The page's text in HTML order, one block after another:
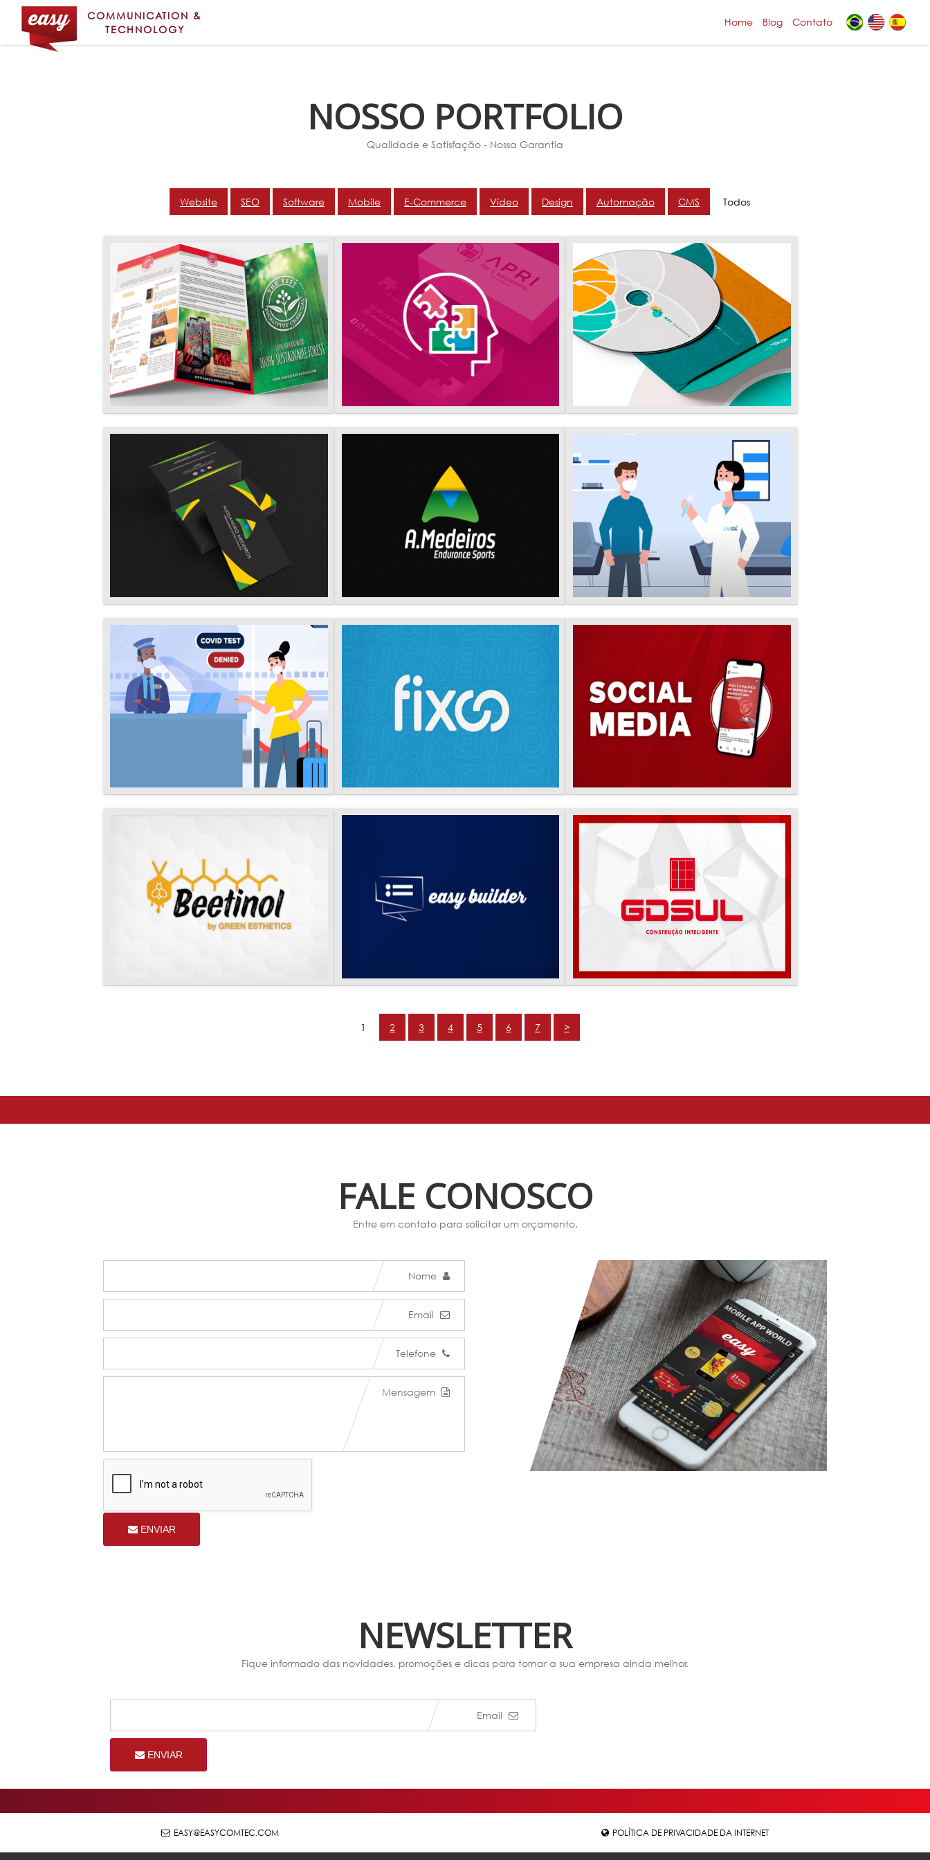
COMMUNICATION &
TECHNOLOGY
Home Blog Contato
NOSSO PORTFOLIO
Qualidade e Satisfação - Nossa Garantia
Website SEO Software Mobile E-Commerce Vídeo Design Automação CMS Todos
1 2 3 4 5 6 7 >
FALE CONOSCO
Entre em contato para solicitar um orçamento.
Nome
Email
Telefone
Mensagem
ENVIAR
NEWSLETTER
Fique informado das novidades, promoções e dicas para tornar a sua empresa ainda melhor.
Email
ENVIAR
EASY@EASYCOMTEC.COM POLÍTICA DE PRIVACIDADE DA INTERNET